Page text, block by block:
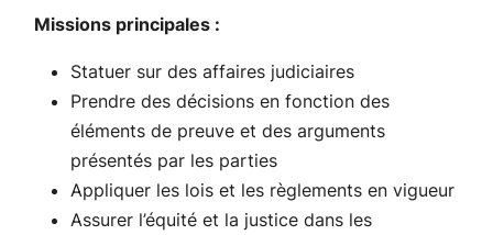
Missions principales :
Statuer sur des affaires judiciaires
Prendre des décisions en fonction des
éléments de preuve et des arguments
présentés par les parties
Appliquer les lois et les règlements en vigueur
Assurer l’équité et la justice dans les